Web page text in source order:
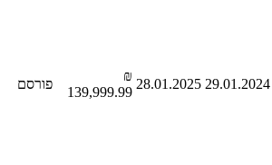
29.01.2024
28.01.2025
₪
139,999.99
פורסם